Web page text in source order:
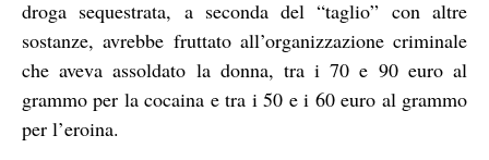
droga sequestrata, a seconda del “taglio” con altre
sostanze, avrebbe fruttato all’organizzazione criminale
che aveva assoldato la donna, tra i 70 e 90 euro al
grammo per la cocaina e tra i 50 e i 60 euro al grammo
per l’eroina.